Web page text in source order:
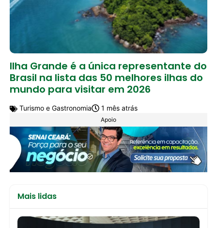
Ilha Grande é a única representante do
Brasil na lista das 50 melhores ilhas do
mundo para visitar em 2026
Turismo e Gastronomia 1 mês atrás
Apoio
Mais lidas